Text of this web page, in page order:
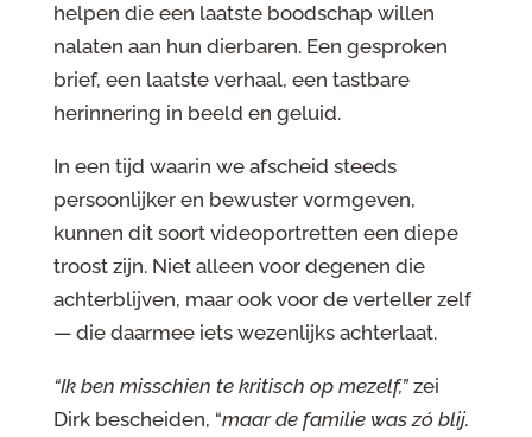
helpen die een laatste boodschap willen
nalaten aan hun dierbaren. Een gesproken
brief, een laatste verhaal, een tastbare
herinnering in beeld en geluid.
In een tijd waarin we afscheid steeds
persoonlijker en bewuster vormgeven,
kunnen dit soort videoportretten een diepe
troost zijn. Niet alleen voor degenen die
achterblijven, maar ook voor de verteller zelf
— die daarmee iets wezenlijks achterlaat.
“Ik ben misschien te kritisch op mezelf,”zei
Dirk bescheiden, “maar de familie was zó blij.